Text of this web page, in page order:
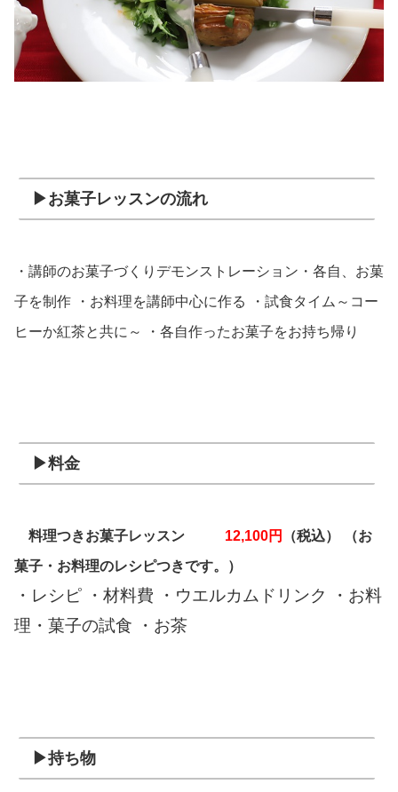
▶お菓子レッスンの流れ
・講師のお菓子づくりデモンストレーション ・各自、お菓
子を制作
・お料理を講師中心に作る
・試食タイム～コー
ヒーか紅茶と共に～
・各自作ったお菓子をお持ち帰り
▶料金
料理つきお菓子レッスン 12,100円 （税込）
（お
菓子・お料理のレシピつきです。）
・レシピ ・材料費 ・ウエルカムドリンク ・お料
理・菓子の試食 ・お茶
▶持ち物